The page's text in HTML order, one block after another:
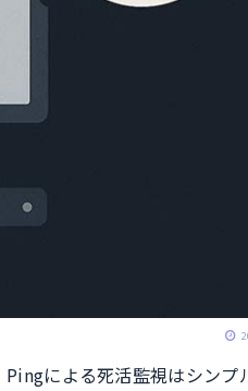
による死活監視はシンプ